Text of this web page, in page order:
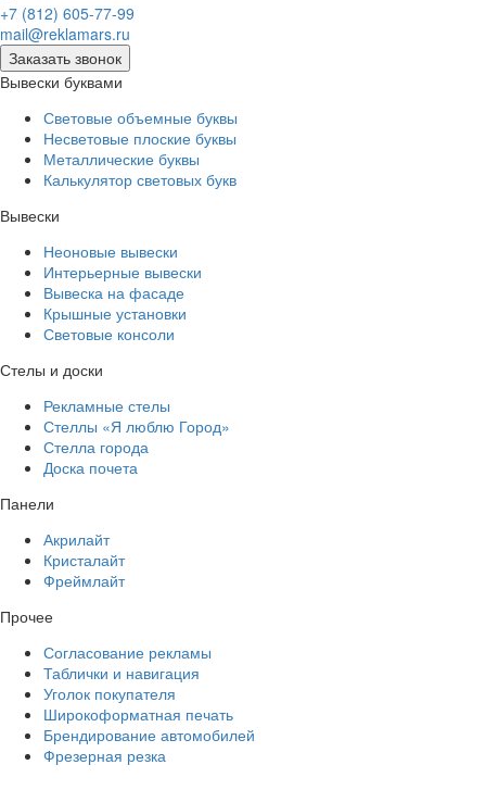
+7 (812) 605-77-99
mail@reklamars.ru
Заказать звонок
Вывески буквами
Световые объемные буквы
Несветовые плоские буквы
Металлические буквы
Калькулятор световых букв
Вывески
Неоновые вывески
Интерьерные вывески
Вывеска на фасаде
Крышные установки
Световые консоли
Стелы и доски
Рекламные стелы
Стеллы «Я люблю Город»
Стелла города
Доска почета
Панели
Акрилайт
Кристалайт
Фреймлайт
Прочее
Согласование рекламы
Таблички и навигация
Уголок покупателя
Широкоформатная печать
Брендирование автомобилей
Фрезерная резка